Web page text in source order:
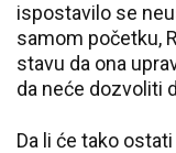
ispostavilo se
samom početku,
stavu da ona
da neće dozvoliti
Da li će tako